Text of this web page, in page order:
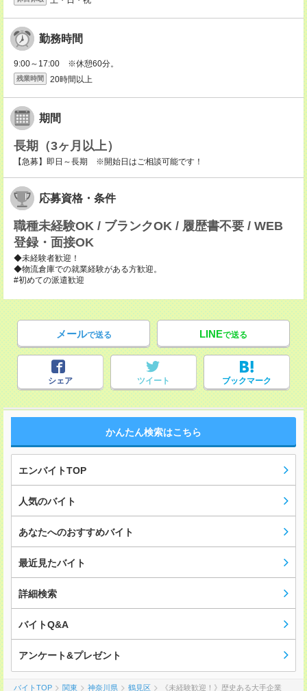
勤務時間
9:00～17:00 ※休憩60分。
残業時間 20時間以上
期間
長期（3ヶ月以上）
【急募】即日～長期 ※開始日はご相談可能です！
応募資格・条件
職種未経験OK / ブランクOK / 履歴書不要 / WEB
登録・面接OK
◆未経験者歓迎！
◆物流倉庫での就業経験がある方歓迎。
#初めての派遣歓迎
メールで送る LINEで送る
シェア ツイート ブックマーク
かんたん検索はこちら
エンバイトTOP
人気のバイト
あなたへのおすすめバイト
最近見たバイト
詳細検索
バイトQ&A
アンケート&プレゼント
バイトTOP 関東 神奈川県 鶴見区 《未経験歓迎！》歴史ある大手企業